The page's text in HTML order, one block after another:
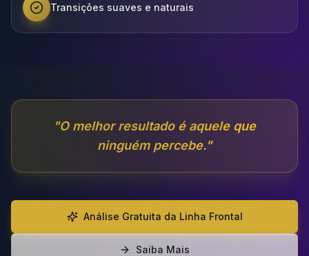
Transições suaves e naturais
"O melhor resultado é aquele que
ninguém percebe."
Análise Gratuita da Linha Frontal
Saiba Mais